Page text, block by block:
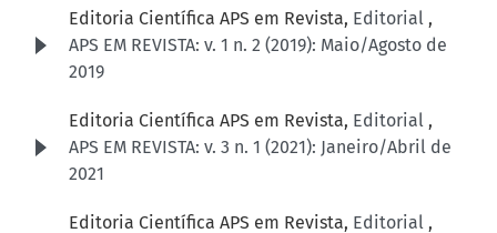
Editoria Científica APS em Revista, Editorial ,
APS EM REVISTA: v. 1 n. 2 (2019): Maio/Agosto de
2019
Editoria Científica APS em Revista, Editorial ,
APS EM REVISTA: v. 3 n. 1 (2021): Janeiro/Abril de
2021
Editoria Científica APS em Revista, Editorial ,